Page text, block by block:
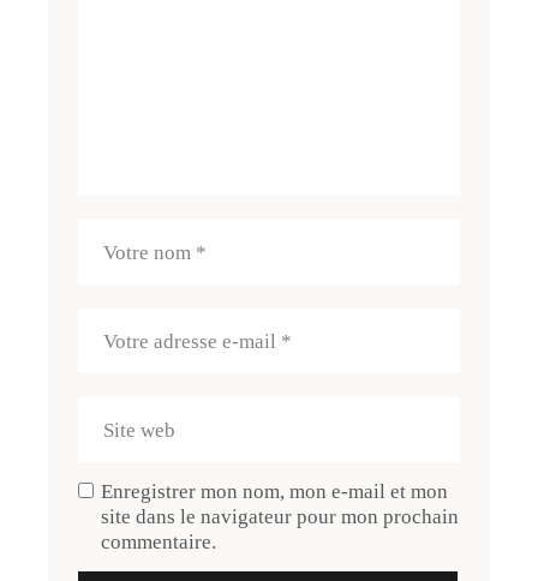
Enregistrer mon nom, mon e-mail et mon
site dans le navigateur pour mon prochain
commentaire.